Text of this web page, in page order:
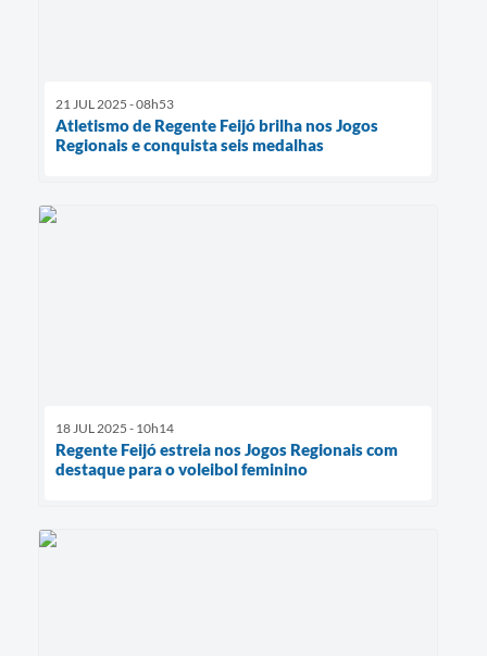
21 JUL 2025 - 08h53
Atletismo de Regente Feijó brilha nos Jogos
Regionais e conquista seis medalhas
18 JUL 2025 - 10h14
Regente Feijó estreia nos Jogos Regionais com
destaque para o voleibol feminino